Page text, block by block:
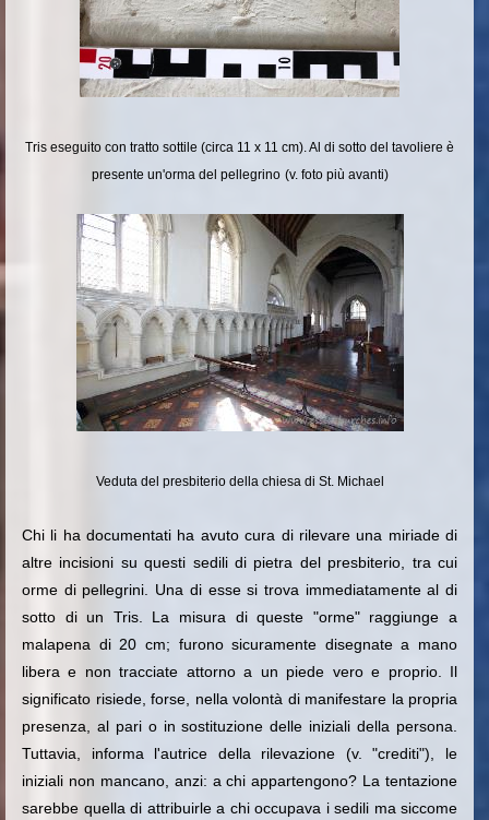
Tris eseguito con tratto sottile (circa 11 x 11 cm). Al di sotto del tavoliere è
presente un'orma del pellegrino (v. foto più avanti)
Veduta del presbiterio della chiesa di St. Michael
Chi li ha documentati ha avuto cura di rilevare una miriade di
altre incisioni su questi sedili di pietra del presbiterio, tra cui
orme di pellegrini . Una di esse si trova immediatamente al di
sotto di un Tris. La misura di queste "orme" raggiunge a
malapena di 20 cm; furono sicuramente disegnate a mano
libera e non tracciate attorno a un piede vero e proprio. Il
significato risiede, forse, nella volontà di manifestare la propria
presenza, al pari o in sostituzione delle iniziali della persona.
Tuttavia, informa l'autrice della rilevazione (v. "crediti"), le
iniziali non mancano, anzi: a chi appartengono? La tentazione
sarebbe quella di attribuirle a chi occupava i sedili ma siccome